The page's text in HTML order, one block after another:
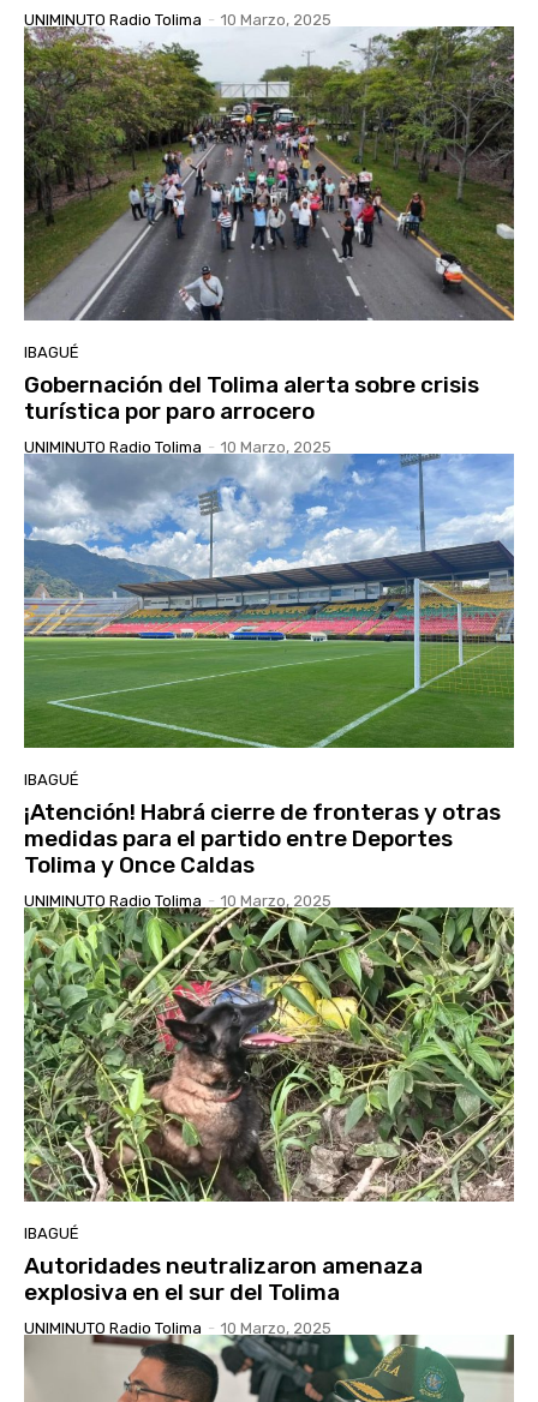
UNIMINUTO Radio Tolima - 10 Marzo, 2025
IBAGUÉ
Gobernación del Tolima alerta sobre crisis
turística por paro arrocero
UNIMINUTO Radio Tolima - 10 Marzo, 2025
IBAGUÉ
¡Atención! Habrá cierre de fronteras y otras
medidas para el partido entre Deportes
Tolima y Once Caldas
UNIMINUTO Radio Tolima - 10 Marzo, 2025
IBAGUÉ
Autoridades neutralizaron amenaza
explosiva en el sur del Tolima
UNIMINUTO Radio Tolima - 10 Marzo, 2025